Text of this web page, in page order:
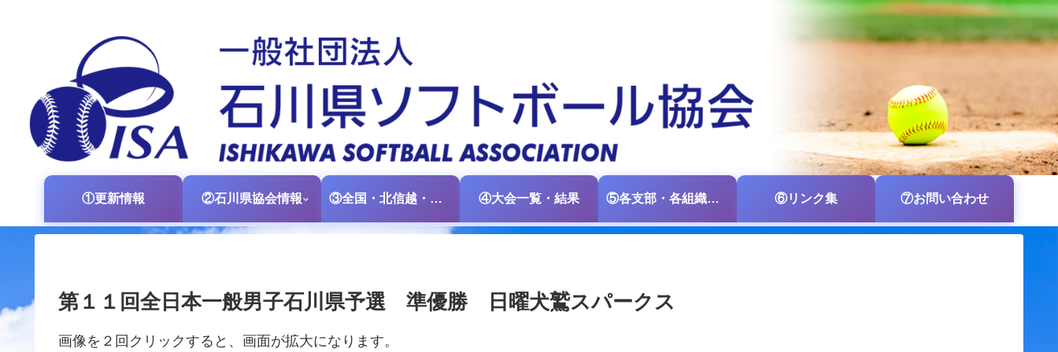
①更新情報 ②石川県協会情報 ③全国・北信越・中日本大会情報 ④大会一覧・結果 ⑤各支部・各組織の掲示板 ⑥リンク集 ⑦お問い合わせ
第１１回全日本一般男子石川県予選 準優勝 日曜犬鷲スパークス
画像を２回クリックすると、画面が拡大になります。